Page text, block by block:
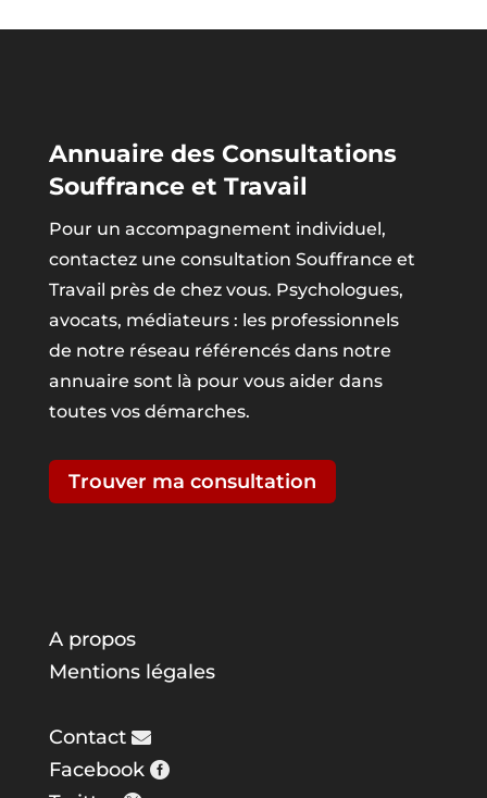
Annuaire des Consultations
Souffrance et Travail
Pour un accompagnement individuel,
contactez une consultation Souffrance et
Travail près de chez vous. Psychologues,
avocats, médiateurs : les professionnels
de notre réseau référencés dans notre
annuaire sont là pour vous aider dans
toutes vos démarches.
Trouver ma consultation
A propos
Mentions légales
Contact
Facebook